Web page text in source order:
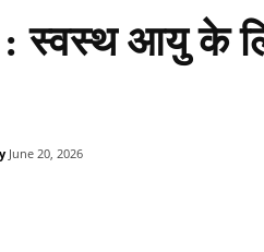
स्वस्थ आयु के
June 20, 2026